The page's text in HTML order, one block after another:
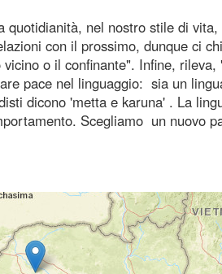
nel nostro stile di
con il prossimo, dunque ci
o il confinante". Infine,
pace nel linguaggio: sia un
dicono 'metta e karuna' . La
Scegliamo un nuovo